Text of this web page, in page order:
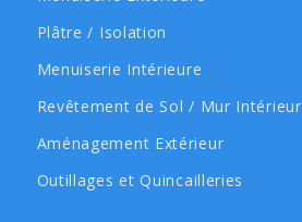
Plâtre / Isolation
Menuiserie Intérieure
Revêtement de Sol / Mur Intérieur
Aménagement Extérieur
Outillages et Quincailleries